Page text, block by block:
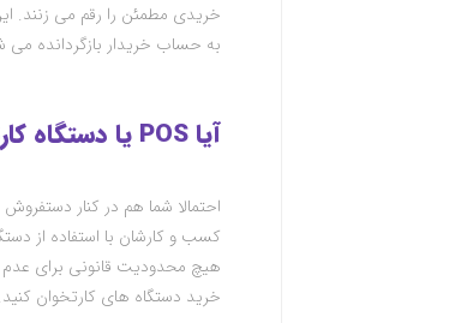
خریدی مطمئن را رقم می زنند.
به حساب خریدار بازگردانده می
آیا POS یا دستگاه کارتخوان به هر کسی تعلق می گیرد؟
احتمالا شما هم در کنار
کسب و کارشان با استفاده از
هیچ محدودیت قانونی برای
خرید دستگاه های کارتخوان کنید.